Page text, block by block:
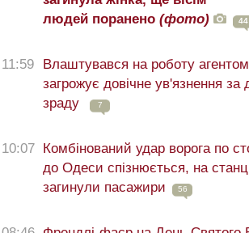
людей поранено (фото) 44
11:59
Влаштувався на роботу
загрожує довічне ув'язнення за
зраду
7
10:07
Комбінований удар ворога по
до Одеси спізнюється, на
загинули пасажири
56